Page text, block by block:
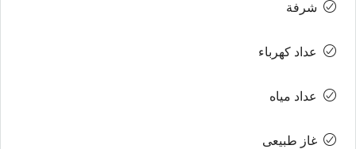
شرفة
عداد كهرباء
عداد مياه
غاز طبيعى